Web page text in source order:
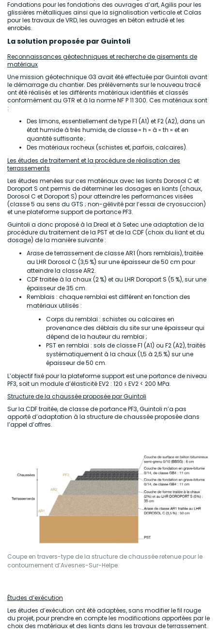
Fondations pour les fondations des ouvrages d’art, Agilis pour les
glissières métalliques ainsi que la signalisation verticale et Colas
pour les travaux de VRD, les ouvrages en béton extrudé et les
enrobés.
La solution proposée par Guintoli
Reconnaissances géotechniques et recherche de gisements de
matériaux
Une mission géotechnique G3 avait été effectuée par Guintoli avant
le démarrage du chantier. Des prélèvements sur le nouveau tracé
ont été réalisés et les différents matériaux identifiés et classés
conformément au GTR et à la norme NF P 11 300. Ces matériaux sont
:
Des limons, essentiellement de type F1 (A1) et F2 (A2), dans un
état humide à très humide, de classe « h » à « th » et en
quantité suffisante ;
Des matériaux rocheux (schistes et, parfois, calcaires).
Les études de traitement et la procédure de réalisation des
terrassements
Les études menées sur ces matériaux avec les liants Dorosol C et
Doroport S ont permis de déterminer les dosages en liants (chaux,
Dorosol C et Doroport S) pour atteindre les performances visées
(classe 5 au sens du GTS ; non-gélivité par l’essai de cryosuccion)
et une plateforme support de portance PF3.
Guintoli a donc proposé à la Dreal et à Setec une adaptation de la
procédure du traitement de la PST et de la CDF (choix du liant et du
dosage) de la manière suivante :
Arase de terrassement de classe AR1 (hors remblais), traitée
au LHR Dorosol C (3,5 %) sur une épaisseur de 50 cm pour
atteindre la classe AR2.
CDF traitée à la chaux (2 %) et au LHR Doroport S (5 %), sur une
épaisseur de 35 cm.
Remblais : chaque remblai est différent en fonction des
matériaux utilisés :
Corps du remblai : schistes ou calcaires en
provenance des déblais du site sur une épaisseur qui
dépend de la hauteur du remblai ;
PST en remblai : sols de classe F1 (A1) ou F2 (A2), traités
systématiquement à la chaux (1,5 à 2,5 %) sur une
épaisseur de 50 cm.
L’objectif fixé pour la plateforme support est une portance de niveau
PF3, soit un module d’élasticité EV2 : 120 ≤ EV2 < 200 MPa.
Structure de la chaussée proposée par Guintoli
Sur la CDF traitée, de classe de portance PF3, Guintoli n’a pas
apporté d’adaptation à la structure de chaussée proposée dans
l’appel d’offres.
Coupe en travers-type de la structure de chaussée retenue pour le
contournement d’Avesnes-Sur-Helpe.
Études d’exécution
Les études d’exécution ont été adaptées, sans modifier le fil rouge
du projet, pour prendre en compte les modifications apportées par le
choix des matériaux et des liants dans les travaux de terrassement.